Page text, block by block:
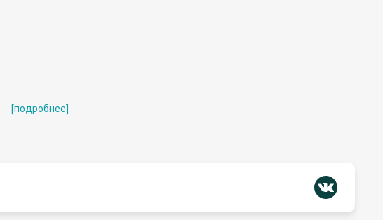
[подробнее]